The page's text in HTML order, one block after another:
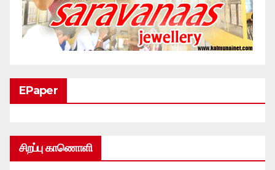
EPaper
சிறப்பு காணொளி